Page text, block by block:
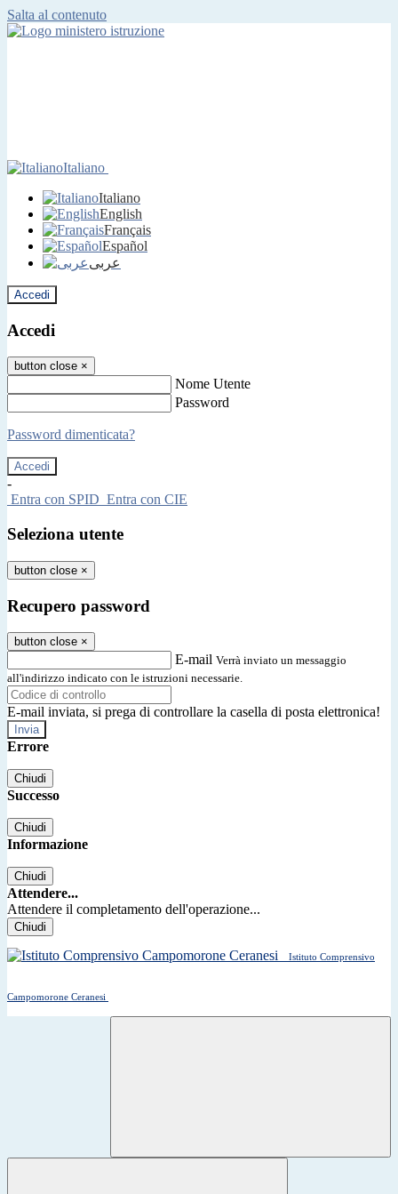
Salta al contenuto
Italiano
Italiano
English
Français
Español
عربى
Accedi
Accedi
button close ×
Nome Utente
Password
Password dimenticata?
-
Entra con SPID Entra con CIE
Seleziona utente
button close ×
Recupero password
button close ×
E-mail Verrà inviato un messaggio
all'indirizzo indicato con le istruzioni necessarie.
E-mail inviata, si prega di controllare la casella di posta elettronica!
Errore
Chiudi
Successo
Chiudi
Informazione
Chiudi
Attendere...
Attendere il completamento dell'operazione...
Chiudi
Istituto Comprensivo
Campomorone Ceranesi